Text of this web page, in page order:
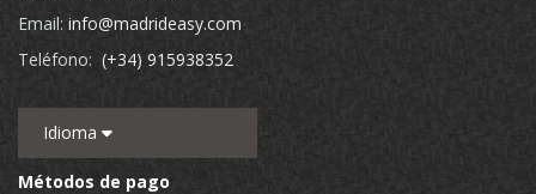
Email: info@madrideasy.com
Teléfono: (+34) 915938352
Idioma
Métodos de pago